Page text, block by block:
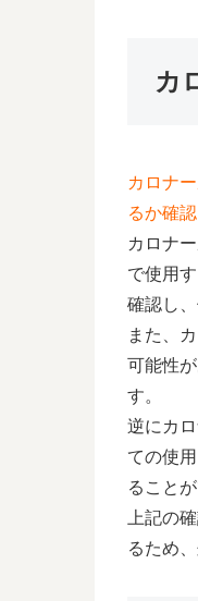
カ
カロナ
るか確
カロナ
で使用
確認し
また、
可能性
す。
逆にカ
ての使
ること
上記の
るため